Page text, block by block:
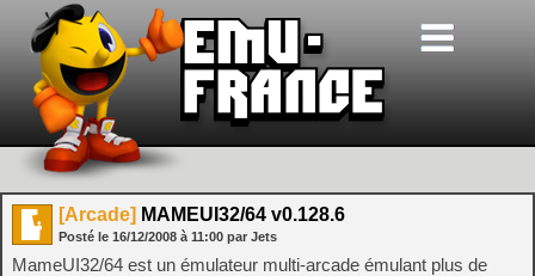
[Arcade] MAMEUI32/64 v0.128.6
Posté le 16/12/2008 à 11:00 par Jets
MameUI32/64 est un émulateur multi-arcade émulant plus de